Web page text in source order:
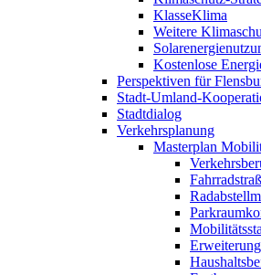
KlasseKlima
Weitere
Kostenlose
Perspektiven für
Stadt-Umland-
Stadtdialog
Verkehrsplanung
Masterplan